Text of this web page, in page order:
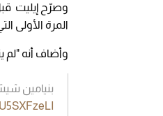
المرة الأولى
وأضاف أنه "لم
بنيامين